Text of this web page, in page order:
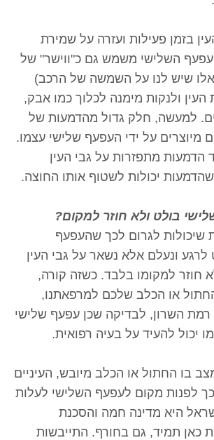
בזמן פעילות ועזרה על שמירת
השלישי משמש גם כ"ווישר" של
אלו שיש לנו על השמשה של הרכב)
העין ולנקות מימנה לכלוך כמו אבק,
למעשה, חלק גדול מהדמעות של
מיוצרים על ידי העפעף שלישי עצמו.
הדמעות מתפזרות על גבי העין
יכולות לשטוף אותו החוצה.
בולט ולא חוזר למקום?
שיכולות לגרום לכך שהעפעף
ונעלם אלא נשאר על גבי העין
חוזר למקומו בלבד. כשזה קורה,
או הכלב שלכם למרפאתנו,
רמת השרון, לבדיקה שכן עפעף שלישי
יכול להעיד על בעיה רפואית.
בו החתול או הכלב מיובש, העיניים
לפנות מקום לעפעף השלישי לעלות
היא מדינה חמה והסכנת
כאן תמיד, גם בחורף. התייבשות